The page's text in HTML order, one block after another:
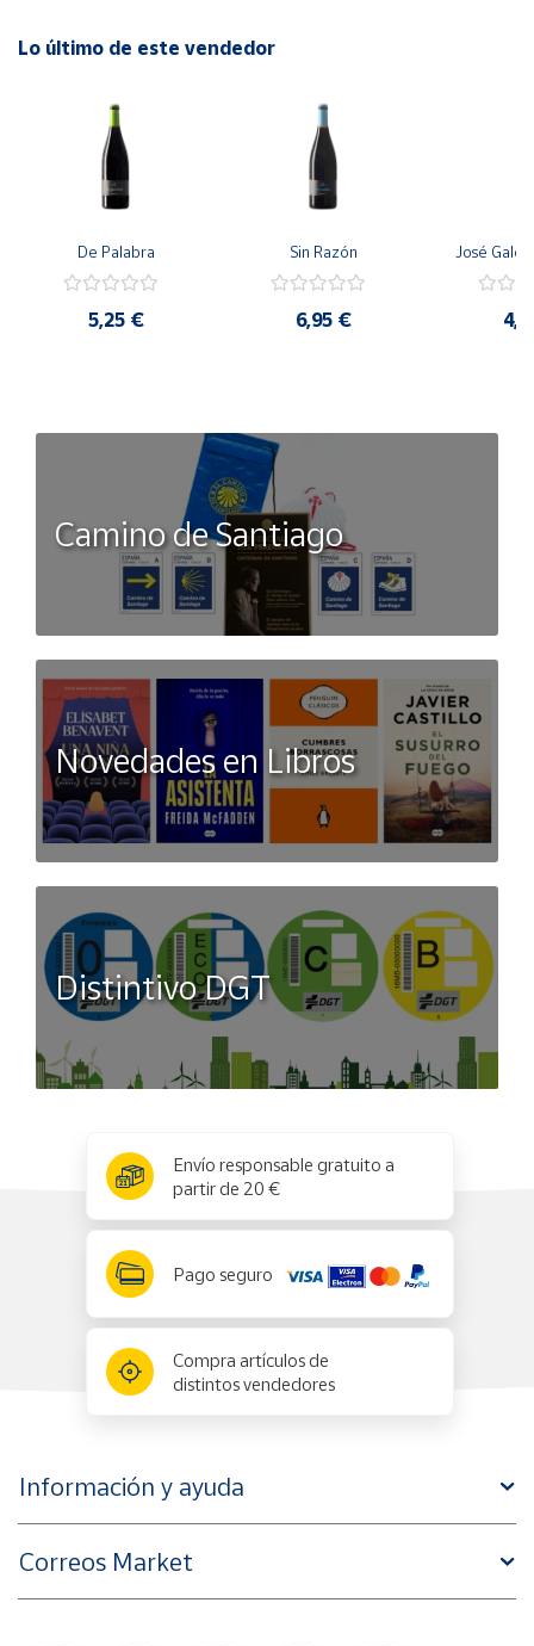
Lo último de este vendedor
De Palabra
5,25 €
Sin Razón
6,95 €
José Galo
Camino de Santiago
Novedades en Libros
Distintivo DGT
Envío responsable gratuito a
partir de 20 €
Pago seguro
Compra artículos de
distintos vendedores
Información y ayuda
Correos Market